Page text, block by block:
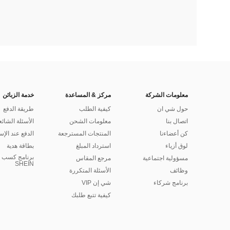
معلومات الشركة
حول شي ان
اتصال بنا
كن أعضاءنا
لوق أزياء
مسؤولية اجتماعية
وظائف
برنامج شركاء
مركز & المساعدة
كيفية الطلب
معلومات الشحن
المنتجات المسترجعة
استرداد المبلغ
مرجع المقاس
الأسئلة المتكررة
شي إن VIP
كيفية تتبع طلبك
خدمة الزبائن
طريقة الدفع
الأسئلة
الدفع عند
بطاقة هدية
برنامج كسب
SHEIN